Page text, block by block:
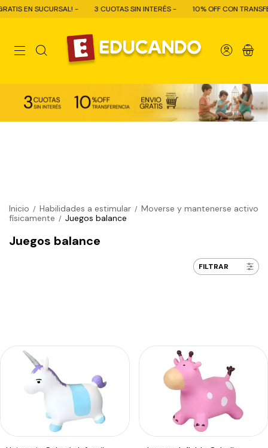
EN SUCURSAL! - 3 CUOTAS SIN INTERÉS - 10% OFF CON
0
Inicio / Habilidades a estimular / Moverse y mantenerse activo
físicamente / Juegos balance
Juegos balance
FILTRAR